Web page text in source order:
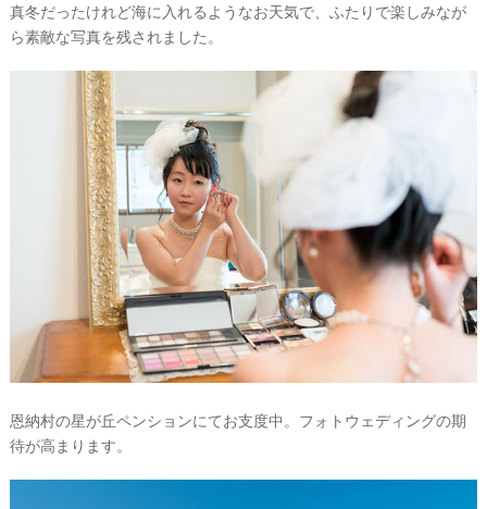
真冬だったけれど海に入れるようなお天気で、ふたりで楽しみなが
ら素敵な写真を残されました。
恩納村の星が丘ペンションにてお支度中。フォトウェディングの期
待が高まります。